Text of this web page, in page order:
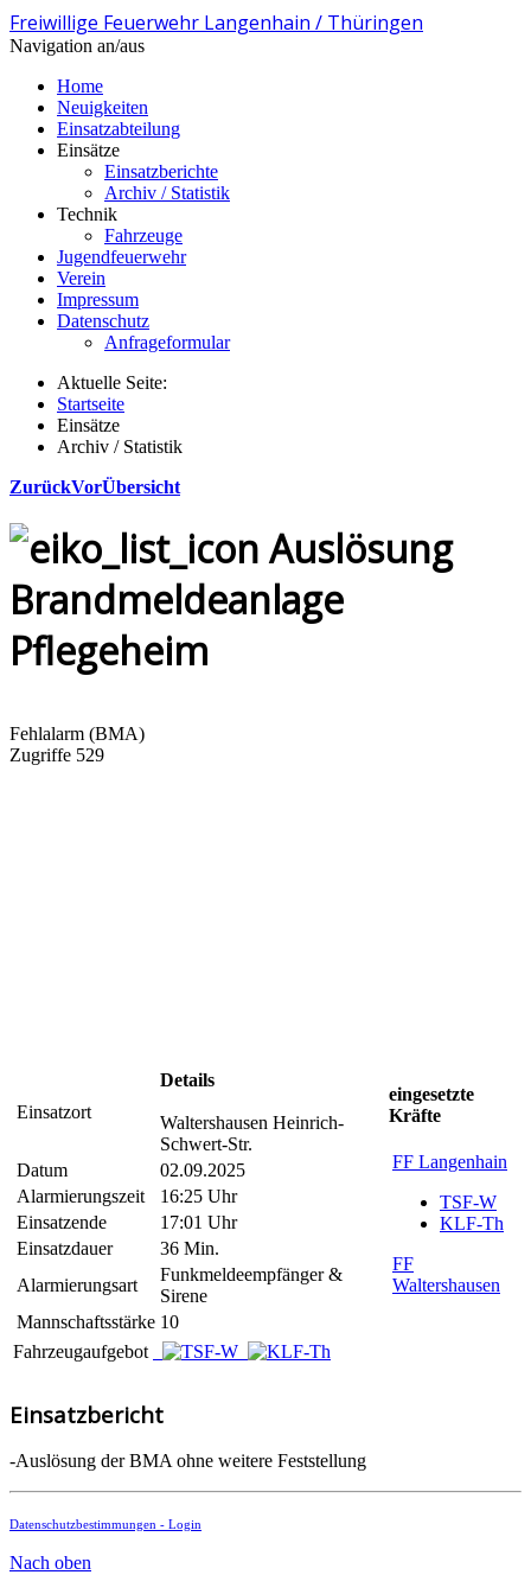
Freiwillige Feuerwehr Langenhain / Thüringen
Navigation an/aus
Home
Neuigkeiten
Einsatzabteilung
Einsätze
Einsatzberichte
Archiv / Statistik
Technik
Fahrzeuge
Jugendfeuerwehr
Verein
Impressum
Datenschutz
Anfrageformular
Aktuelle Seite:
Startseite
Einsätze
Archiv / Statistik
ZurückVorÜbersicht
Auslösung
Brandmeldeanlage
Pflegeheim
Fehlalarm (BMA)
Zugriffe 529
Einsatzort
Details
Waltershausen Heinrich-
Schwert-Str.
Datum
02.09.2025
Alarmierungszeit
16:25 Uhr
Einsatzende
17:01 Uhr
Einsatzdauer
36 Min.
Alarmierungsart
Funkmeldeempfänger &
Sirene
Mannschaftsstärke 10
eingesetzte
Kräfte
FF Langenhain
TSF-W
KLF-Th
FF
Waltershausen
Fahrzeugaufgebot
Einsatzbericht
-Auslösung der BMA ohne weitere Feststellung
Datenschutzbestimmungen - Login
Nach oben